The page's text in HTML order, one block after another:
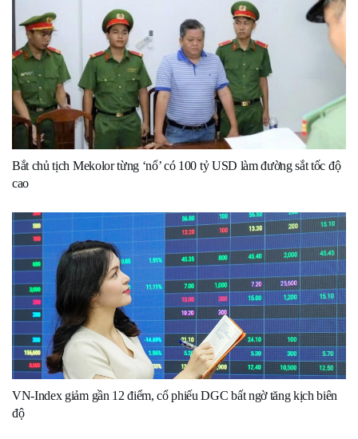
Bắt chủ tịch Mekolor từng ‘nổ’ có 100 tỷ USD làm đường sắt tốc độ
cao
VN-Index giảm gần 12 điểm, cổ phiếu DGC bất ngờ tăng kịch biên
độ